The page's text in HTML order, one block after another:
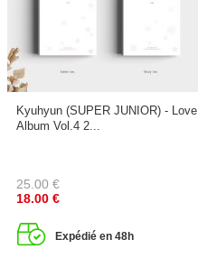
Kyuhyun (SUPER JUNIOR) -
Album Vol.4 2...
25.00 €
18.00 €
Expédié en 48h